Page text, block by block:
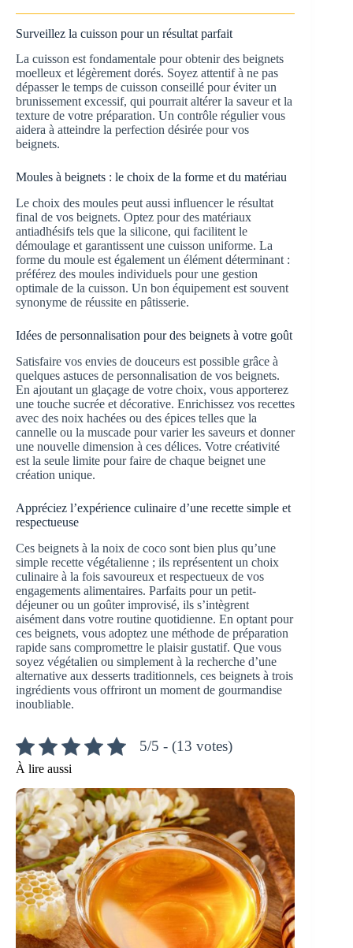
Surveillez la cuisson pour un résultat parfait
La cuisson est fondamentale pour obtenir des beignets
moelleux et légèrement dorés. Soyez attentif à ne pas
dépasser le temps de cuisson conseillé pour éviter un
brunissement excessif, qui pourrait altérer la saveur et la
texture de votre préparation. Un contrôle régulier vous
aidera à atteindre la perfection désirée pour vos
beignets.
Moules à beignets : le choix de la forme et du matériau
Le choix des moules peut aussi influencer le résultat
final de vos beignets. Optez pour des matériaux
antiadhésifs tels que la silicone, qui facilitent le
démoulage et garantissent une cuisson uniforme. La
forme du moule est également un élément déterminant :
préférez des moules individuels pour une gestion
optimale de la cuisson. Un bon équipement est souvent
synonyme de réussite en pâtisserie.
Idées de personnalisation pour des beignets à votre goût
Satisfaire vos envies de douceurs est possible grâce à
quelques astuces de personnalisation de vos beignets.
En ajoutant un glaçage de votre choix, vous apporterez
une touche sucrée et décorative. Enrichissez vos recettes
avec des noix hachées ou des épices telles que la
cannelle ou la muscade pour varier les saveurs et donner
une nouvelle dimension à ces délices. Votre créativité
est la seule limite pour faire de chaque beignet une
création unique.
Appréciez l’expérience culinaire d’une recette simple et
respectueuse
Ces beignets à la noix de coco sont bien plus qu’une
simple recette végétalienne ; ils représentent un choix
culinaire à la fois savoureux et respectueux de vos
engagements alimentaires. Parfaits pour un petit-
déjeuner ou un goûter improvisé, ils s’intègrent
aisément dans votre routine quotidienne. En optant pour
ces beignets, vous adoptez une méthode de préparation
rapide sans compromettre le plaisir gustatif. Que vous
soyez végétalien ou simplement à la recherche d’une
alternative aux desserts traditionnels, ces beignets à trois
ingrédients vous offriront un moment de gourmandise
inoubliable.
5/5 - (13 votes)
À lire aussi